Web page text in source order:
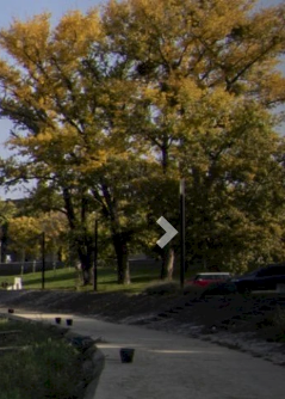
Következő